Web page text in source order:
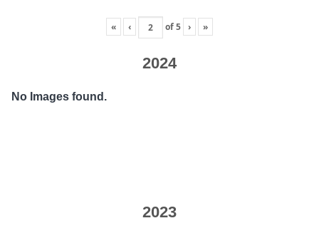
« ‹ of5 › »
2024
No Images found.
2023